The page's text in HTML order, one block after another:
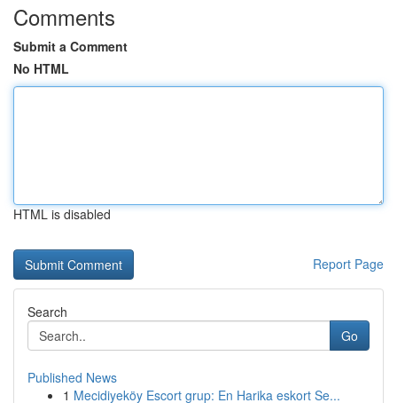
Comments
Submit a Comment
No HTML
HTML is disabled
Report Page
Search
Go
Published News
1 Mecidiyeköy Escort grup: En Harika eskort Se...